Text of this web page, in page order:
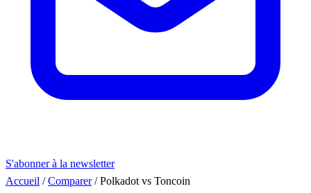
S'abonner à la newsletter
Accueil / Comparer / Polkadot vs Toncoin